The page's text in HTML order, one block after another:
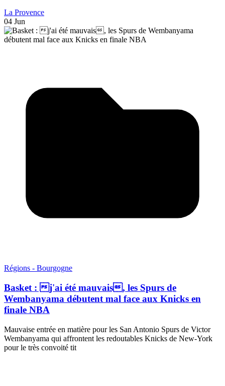
La Provence
04 Jun
Régions - Bourgogne
Basket : j'ai été mauvais, les Spurs de
Wembanyama débutent mal face aux Knicks en
finale NBA
Mauvaise entrée en matière pour les San Antonio Spurs de Victor
Wembanyama qui affrontent les redoutables Knicks de New-York
pour le très convoité tit